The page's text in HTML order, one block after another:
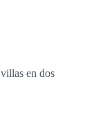
en dos